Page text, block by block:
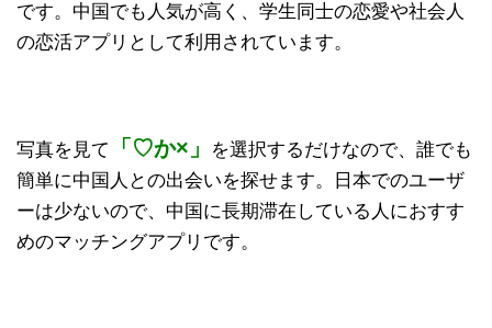
です。中国でも人気が高く、学生同士の恋愛や社会人
の恋活アプリとして利用されています。
写真を見て 「♡か×」
を選択するだけなので、誰でも
簡単に中国人との出会いを探せます。日本でのユーザ
ーは少ないので、中国に長期滞在している人におすす
めのマッチングアプリです。